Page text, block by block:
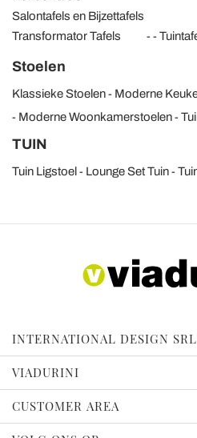
Salontafels en Bijzettafels
Transformator Tafels
Stoelen
Klassieke Stoelen
Moderne
Moderne Woonkamerstoelen
TUIN
Tuin Ligstoel Lounge Set Tuin
INTERNATIONAL DESIGN SRL
VIADURINI
CUSTOMER AREA